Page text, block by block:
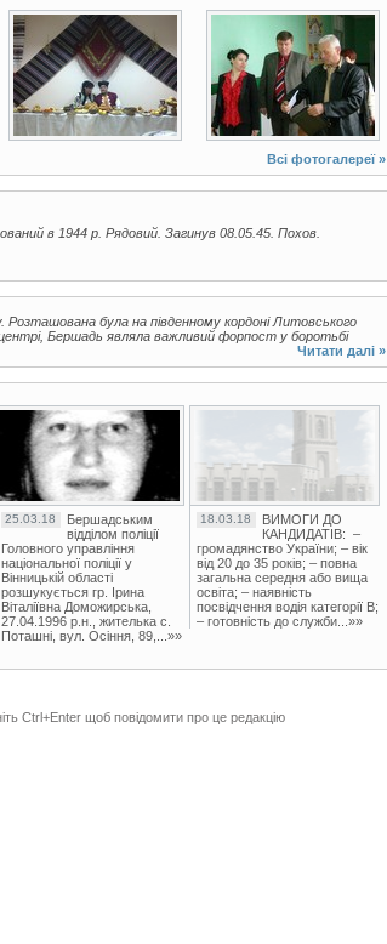
5 фото
Всі фотогалереї »
в 1944 р. Рядовий. Загинув 08.05.45. Похов.
була на південному кордоні Литовського
Бершадь являла важливий форпост у боротьбі
Читати далі »
25.03.18
Бершадським
відділом поліції
Головного управління
національної поліції у
Вінницькій області
розшукується гр. Ірина
Віталіївна Доможирська,
27.04.1996 р.н., жителька с.
Поташні, вул. Осіння, 89,...»»
18.03.18
ВИМОГИ ДО
КАНДИДАТІВ: –
громадянство України; – вік
від 20 до 35 років; – повна
загальна середня або вища
освіта; – наявність
посвідчення водія категорії В;
– готовність до служби...»»
Ctrl+Enter щоб повідомити про це редакцію